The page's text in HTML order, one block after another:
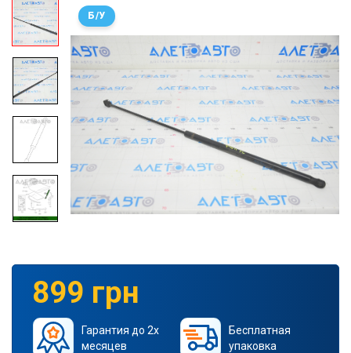
Б/У
899 грн
Гарантия до 2х
месяцев
Бесплатная
упаковка